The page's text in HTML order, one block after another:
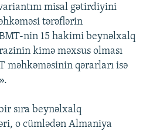
misal gətirdiyini
tərəflərin
nin 15 hakimi beynəlxalq
kimə məxsus olması
məhkəməsinin qərarları isə
sıra beynəlxalq
o cümlədən Almaniya